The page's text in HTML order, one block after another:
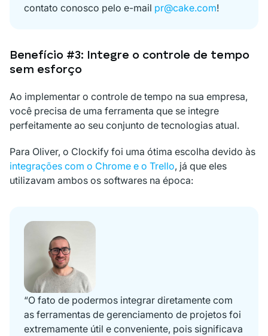
contato conosco pelo e-mail pr@cake.com!
Benefício #3: Integre o controle de tempo
sem esforço
Ao implementar o controle de tempo na sua empresa,
você precisa de uma ferramenta que se integre
perfeitamente ao seu conjunto de tecnologias atual.
Para Oliver, o Clockify foi uma ótima escolha devido às
integrações com o Chrome e o Trello, já que eles
utilizavam ambos os softwares na época:
“O fato de podermos integrar diretamente com
as ferramentas de gerenciamento de projetos foi
extremamente útil e conveniente, pois significava